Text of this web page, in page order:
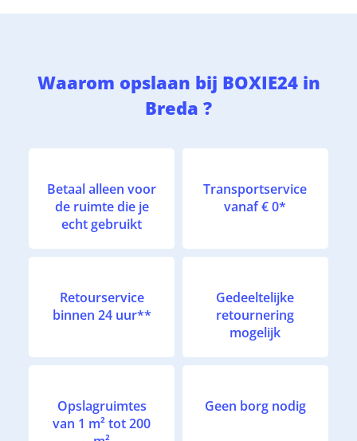
Waarom opslaan bij BOXIE24 in
Breda ?
Betaal alleen voor
de ruimte die je
echt gebruikt
Transportservice
vanaf € 0*
Retourservice
binnen 24 uur**
Gedeeltelijke
retournering
mogelijk
Opslagruimtes
van 1 m² tot 200
Geen borg nodig